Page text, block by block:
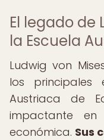
El legado de
la Escuela
Ludwig von
los principales
Austriaca de
impactante
económica. Sus